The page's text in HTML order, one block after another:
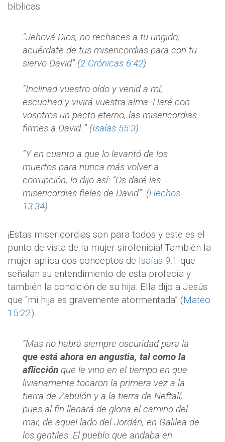
bíblicas:
“Jehová Dios, no rechaces a tu ungido;
acuérdate de tus misericordias para con tu
siervo David” (2 Crónicas 6:42)
“Inclinad vuestro oído y venid a mí;
escuchad y vivirá vuestra alma. Haré con
vosotros un pacto eterno, las misericordias
firmes a David..” (Isaías 55:3)
“Y en cuanto a que lo levantó de los
muertos para nunca más volver a
corrupción, lo dijo así: “Os daré las
misericordias fieles de David”. (Hechos
13:34)
¡Estas misericordias son para todos y este es el
punto de vista de la mujer sirofenicia! También la
mujer aplica dos conceptos de Isaías 9:1 que
señalan su entendimiento de esta profecía y
también la condición de su hija. Ella dijo a Jesús
que “mi hija es gravemente atormentada” (Mateo
15:22)
“Mas no habrá siempre oscuridad para la
que está ahora en angustia, tal como la
aflicción que le vino en el tiempo en que
livianamente tocaron la primera vez a la
tierra de Zabulón y a la tierra de Neftalí;
pues al fin llenará de gloria el camino del
mar, de aquel lado del Jordán, en Galilea de
los gentiles. El pueblo que andaba en